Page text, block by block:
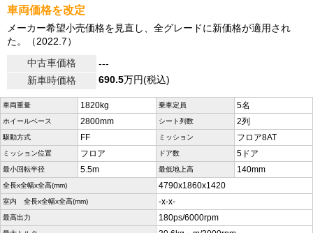
車両価格を改定
メーカー希望小売価格を見直し、全グレードに新価格が適用され
た。（2022.7）
中古車価格
---
新車時価格
690.5万円(税込)
車両重量 1820kg 乗車定員 5名
ホイールベース 2800mm シート列数 2列
駆動方式 FF ミッション フロア8AT
ミッション位置 フロア ドア数 5ドア
最小回転半径 5.5m 最低地上高 140mm
全長x全幅x全高(mm) 4790x1860x1420
室内 全長x全幅x全高(mm) -x-x-
最高出力 180ps/6000rpm